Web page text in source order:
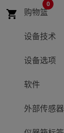
shopping_cart 购物篮
0
设备技术
设备选项
软件
外部传感器